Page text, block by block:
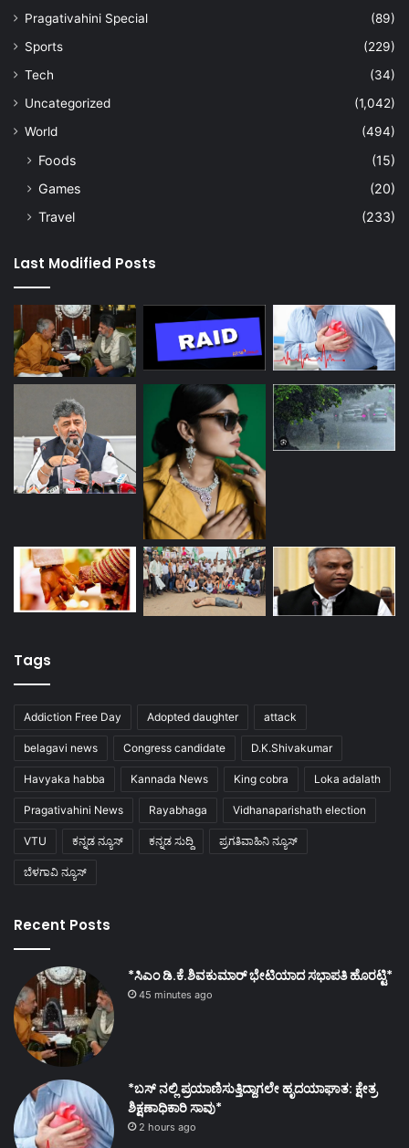
Pragativahini Special
(89)
Sports
(229)
Tech
(34)
Uncategorized
(1,042)
World
(494)
Foods
(15)
Games
(20)
Travel
(233)
Last Modified Posts
Tags
Addiction Free Day Adopted daughter attack
belagavi news Congress candidate D.K.Shivakumar
Havyaka habba Kannada News King cobra Loka adalath
Pragativahini News Rayabhaga Vidhanaparishath election
VTU ಕನ್ನಡ ನ್ಯೂಸ್ ಕನ್ನಡ ಸುದ್ದಿ ಪ್ರಗತಿವಾಹಿನಿ ನ್ಯೂಸ್
ಬೆಳಗಾವಿ ನ್ಯೂಸ್
Recent Posts
*ಸಿಎಂ ಡಿ.ಕೆ.ಶಿವಕುಮಾರ್ ಭೇಟಿಯಾದ ಸಭಾಪತಿ ಹೊರಟ್ಟಿ*
45 minutes ago
*ಬಸ್ ನಲ್ಲಿ ಪ್ರಯಾಣಿಸುತ್ತಿದ್ದಾಗಲೇ ಹೃದಯಾಘಾತ: ಕ್ಷೇತ್ರ
ಶಿಕ್ಷಣಾಧಿಕಾರಿ ಸಾವು*
2 hours ago